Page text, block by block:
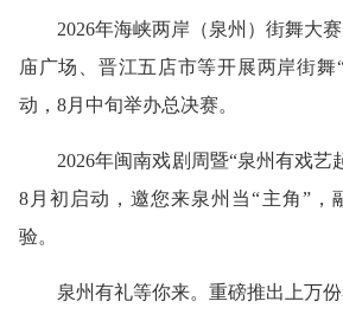
2026年海峡两岸（泉州）街舞大
庙广场、晋江五店市等开展两岸街舞
动，8月中旬举办总决赛。
2026年闽南戏剧周暨“泉州有戏艺
8月初启动，邀您来泉州当“主角”，
验。
泉州有礼等你来。重磅推出上万份